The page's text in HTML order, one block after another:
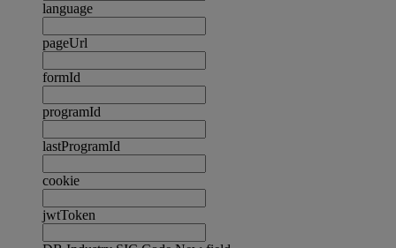
language
pageUrl
formId
programId
lastProgramId
cookie
jwtToken